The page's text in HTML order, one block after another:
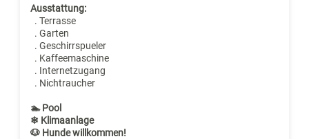
Ausstattung:
. Terrasse
. Garten
. Geschirrspueler
. Kaffeemaschine
. Internetzugang
. Nichtraucher
🏊 Pool
❄ Klimaanlage
🐶 Hunde willkommen!